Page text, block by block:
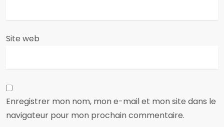
Site web
Enregistrer mon nom, mon e-mail et mon site dans le
navigateur pour mon prochain commentaire.